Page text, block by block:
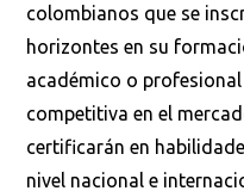
colombianos que se
horizontes en su
académico o
competitiva en el
certificarán en
nivel nacional e